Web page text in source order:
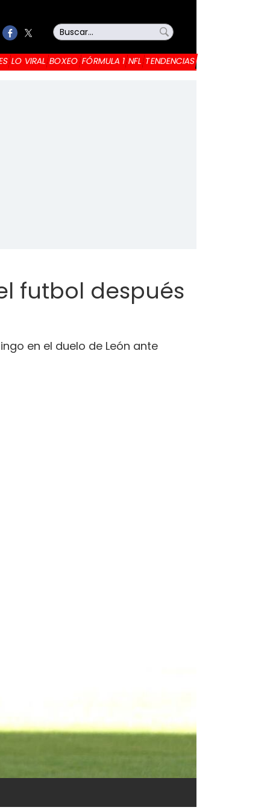
LO VIRAL BOXEO FÓRMULA 1 NFL TENDENCIAS
futbol después
en el duelo de León ante